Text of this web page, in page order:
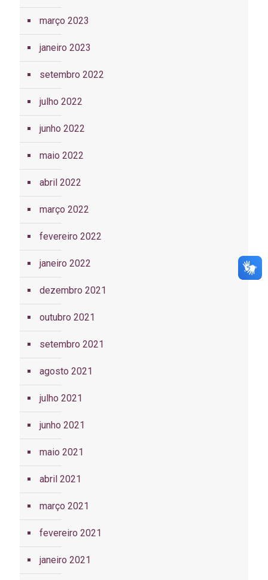
março 2023
janeiro 2023
setembro 2022
julho 2022
junho 2022
maio 2022
abril 2022
março 2022
fevereiro 2022
janeiro 2022
dezembro 2021
outubro 2021
setembro 2021
agosto 2021
julho 2021
junho 2021
maio 2021
abril 2021
março 2021
fevereiro 2021
janeiro 2021